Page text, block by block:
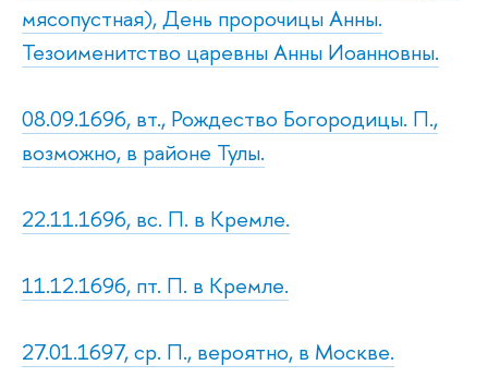
мясопустная), День пророчицы Анны.
Тезоименитство царевны Анны Иоанновны.
08.09.1696, вт., Рождество Богородицы. П.,
возможно, в районе Тулы.
22.11.1696, вс. П. в Кремле.
11.12.1696, пт. П. в Кремле.
27.01.1697, ср. П., вероятно, в Москве.